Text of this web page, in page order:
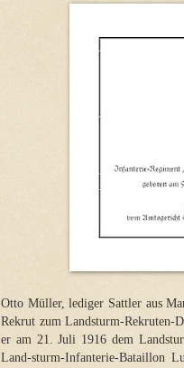
Otto Müller, lediger Sattler aus
Rekrut zum Landsturm-Rekruten-
er am 21. Juli 1916 dem
Land-sturm-Infanterie-Bataillon